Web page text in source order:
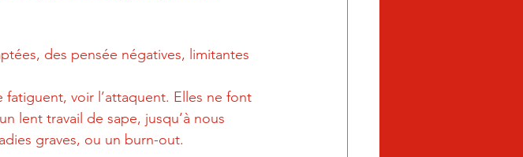
des pensée négatives, limitantes
voir l’attaquent. Elles ne font
lent travail de sape, jusqu’à nous
graves, ou un burn-out.